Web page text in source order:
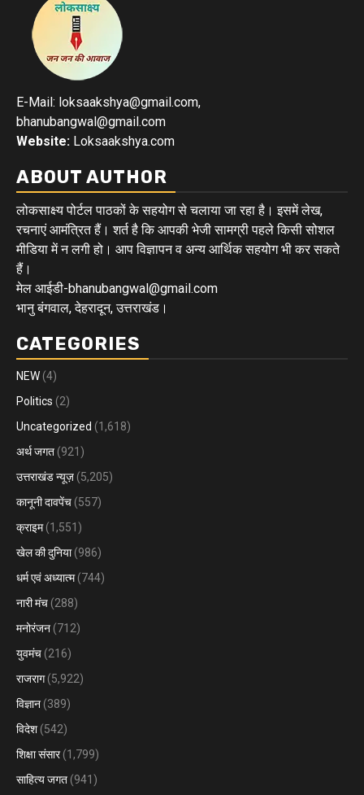
E-Mail: loksaakshya@gmail.com,
bhanubangwal@gmail.com
Website: Loksaakshya.com
ABOUT AUTHOR
लोकसाक्ष्य पोर्टल पाठकों के सहयोग से चलाया जा रहा है। इसमें लेख,
रचनाएं आमंत्रित हैं। शर्त है कि आपकी भेजी सामग्री पहले किसी सोशल
मीडिया में न लगी हो। आप विज्ञापन व अन्य आर्थिक सहयोग भी कर सकते
हैं।
मेल आईडी-bhanubangwal@gmail.com
भानु बंगवाल, देहरादून, उत्तराखंड।
CATEGORIES
NEW (4)
Politics (2)
Uncategorized (1,618)
अर्थ जगत (921)
उत्तराखंड न्यूज़ (5,205)
कानूनी दावपेंच (557)
क्राइम(1,551)
खेल की दुनिया(986)
धर्म एवं अध्यात्म(744)
नारी मंच (288)
मनोरंजन (712)
युवमंच (216)
राजराग(5,922)
विज्ञान (389)
विदेश (542)
शिक्षा संसार(1,799)
साहित्य जगत (941)